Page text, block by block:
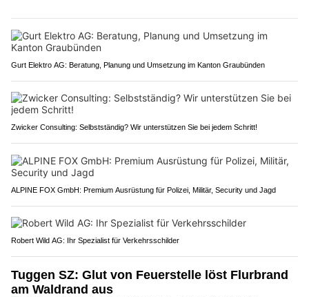
Gurt Elektro AG: Beratung, Planung und Umsetzung im Kanton Graubünden
Zwicker Consulting: Selbstständig? Wir unterstützen Sie bei jedem Schritt!
ALPINE FOX GmbH: Premium Ausrüstung für Polizei, Militär, Security und Jagd
Robert Wild AG: Ihr Spezialist für Verkehrsschilder
Tuggen SZ: Glut von Feuerstelle löst Flurbrand
am Waldrand aus